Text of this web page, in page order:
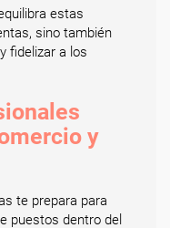
estas
sino también
fidelizar a los
y
te prepara para
puestos dentro del